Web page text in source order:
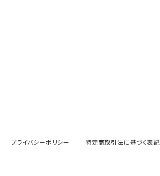
プライバシーポリシー 特定商取引法に基づく表記